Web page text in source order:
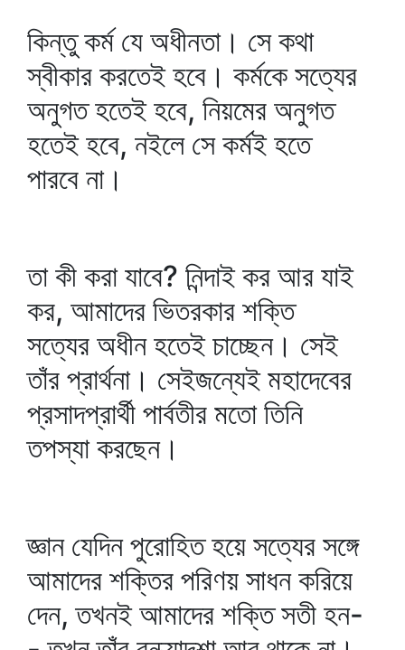
কিন্তু কর্ম যে অধীনতা। সে কথা
স্বীকার করতেই হবে। কর্মকে সত্যের
অনুগত হতেই হবে, নিয়মের অনুগত
হতেই হবে, নইলে সে কর্মই হতে
পারবে না।
তা কী করা যাবে? নিন্দাই কর আর যাই
কর, আমাদের ভিতরকার শক্তি
সত্যের অধীন হতেই চাচ্ছেন। সেই
তাঁর প্রার্থনা। সেইজন্যেই মহাদেবের
প্রসাদপ্রার্থী পার্বতীর মতো তিনি
তপস্যা করছেন।
জ্ঞান যেদিন পুরোহিত হয়ে সত্যের সঙ্গে
আমাদের শক্তির পরিণয় সাধন করিয়ে
দেন, তখনই আমাদের শক্তি সতী হন-